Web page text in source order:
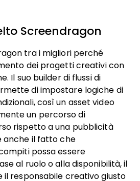
Screendragon
tra i migliori perché
dei progetti creativi con
Il suo builder di flussi di
di impostare logiche di
così un asset video
un percorso di
rispetto a una pubblicità
anche il fatto che
possa essere
al ruolo o alla disponibilità, il
il responsabile creativo giusto